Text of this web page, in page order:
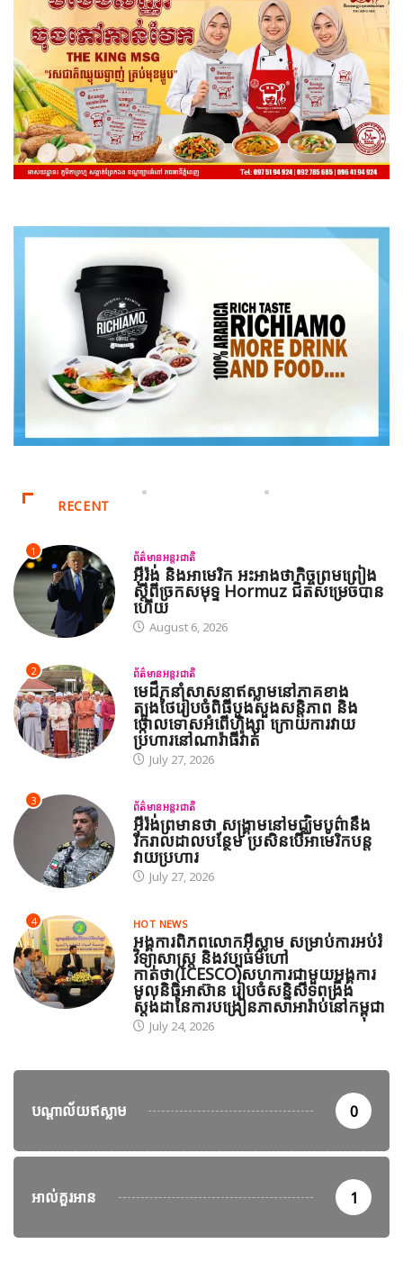
RECENT
1 ព័ត៌មានអន្តរជាតិ
អ៊ីរ៉ង់ និងអាមេរិក អះអាងថាកិច្ចព្រមព្រៀង
ស្តីពីច្រកសមុទ្ទ Hormuz ជិតសម្រេចបាន
ហើយ
August 6, 2026
2 ព័ត៌មានអន្តរជាតិ
មេដឹកនាំសាសនាឥស្លាមនៅភាគខាង
ត្បូងថៃរៀបចំពិធីបួងសួងសន្តិភាព និង
ថ្កោលទោសអំពើហិង្សា ក្រោយការវាយ
ប្រហារនៅណារ៉ាធីវ៉ាត់
July 27, 2026
3 ព័ត៌មានអន្តរជាតិ
អ៊ីរ៉ង់ព្រមានថា សង្គ្រាមនៅមជ្ឈិមបូព៌ានឹង
រីករាលដាលបន្ថែម ប្រសិនបើអាមេរិកបន្ត
វាយប្រហារ
July 27, 2026
4 HOT NEWS
អង្គការពិភពលោកអ៊ីស្លាម សម្រាប់ការអប់រំ
វិទ្យាសាស្ត្រ និងវប្បធម៌ហៅ
កាត់ថា(ICESCO)សហការជាមួយអង្គការ
មូលនិធិអាស៊ាន រៀបចំសន្និសីទពង្រឹង
ស្តង់ដានៃការបង្រៀនភាសាអារ៉ាប់នៅកម្ពុជា
July 24, 2026
បណ្តាល័យឥស្លាម 0
អាល់គួរអាន 1